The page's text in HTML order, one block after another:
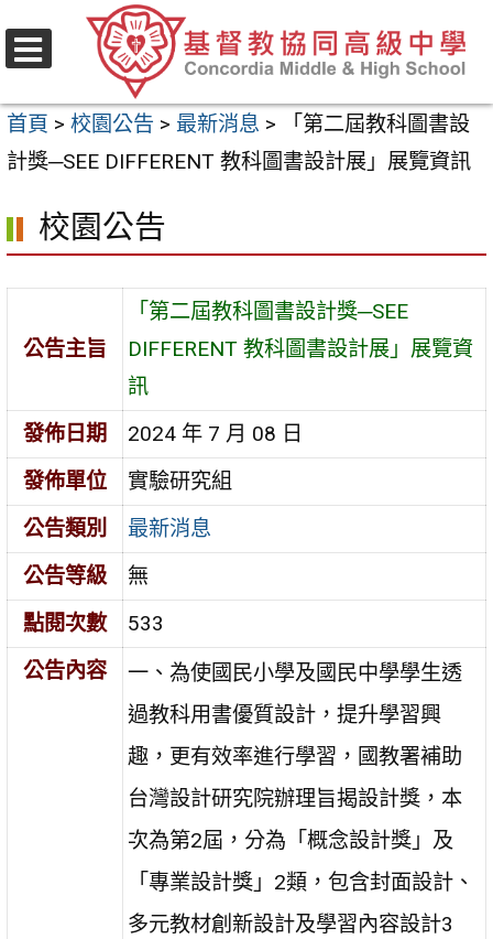
至
要
內
區
首頁 > 校園公告 > 最新消息 >
「第二屆教科圖書設
計獎─SEE DIFFERENT 教科圖書設計展」展覽資訊
校園公告
公告主旨
「第二屆教科圖書設計獎─SEE
DIFFERENT 教科圖書設計展」展覽資
訊
發佈日期
2024 年 7 月 08 日
發佈單位
實驗研究組
公告類別
最新消息
公告等級
無
點閱次數
533
公告內容
一、為使國民小學及國民中學學生透
過教科用書優質設計，提升學習興
趣，更有效率進行學習，國教署補助
台灣設計研究院辦理旨揭設計獎，本
次為第2屆，分為「概念設計獎」及
「專業設計獎」2類，包含封面設計、
多元教材創新設計及學習內容設計3
選
單